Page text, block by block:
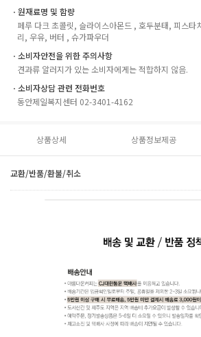
ㆍ원재료명 및 함량
페루 다크 초콜릿, 슬라이스아몬드 , 호두분태, 피스타
리, 우유, 버터 , 슈가파우더
ㆍ소비자안전을 위한 주의사항
견과류 알러지가 있는 소비자에게는 적합하지 않음.
ㆍ소비자상담 관련 전화번호
동안제일복지센터 02-3401-4162
상품상세 상품정보제공
교환/반품/환불/취소